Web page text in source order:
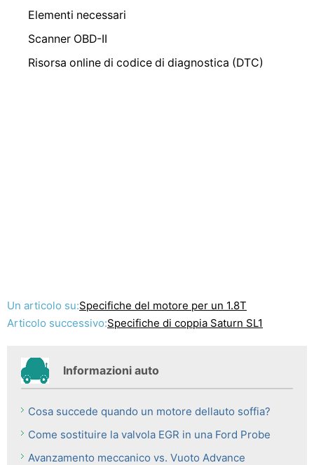
Elementi necessari
Scanner OBD-II
Risorsa online di codice di diagnostica (DTC)
Un articolo su:Specifiche del motore per un 1.8T
Articolo successivo:Specifiche di coppia Saturn SL1
Informazioni auto
Cosa succede quando un motore dellauto soffia?
Come sostituire la valvola EGR in una Ford Probe
Avanzamento meccanico vs. Vuoto Advance